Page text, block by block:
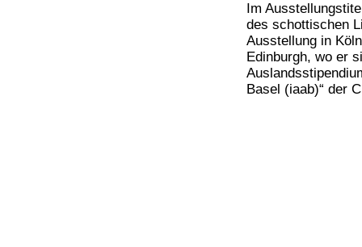
Im
des schottischen
Ausstellung in
Edinburgh, wo er
Basel (iaab)“ der